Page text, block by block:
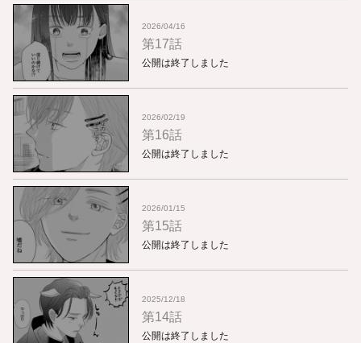
2026/04/16
第17話
公開は終了しました
2026/02/19
第16話
公開は終了しました
2026/01/15
第15話
公開は終了しました
2025/12/18
第14話
公開は終了しました